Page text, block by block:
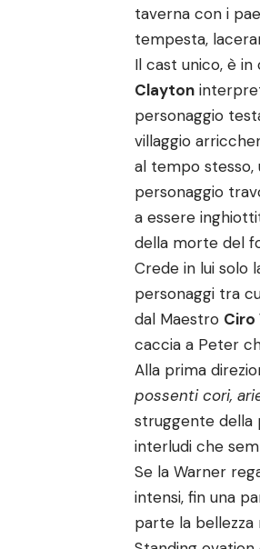
taverna con i
tempesta,
Il cast unico, è
Clayton
personaggio
villaggio
al tempo
personaggio
a essere
della morte del
Crede in lui solo
personaggi tra
dal Maestro Ciro
caccia a Peter
Alla prima
possenti cori,
struggente della
interludi che
Se la Warner
intensi, fin una
parte la bellezza